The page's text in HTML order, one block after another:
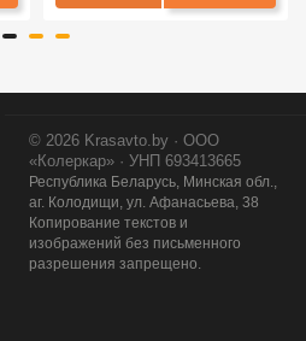
© 2026 Krasavto.by · ООО
«Колеркар» · УНП 693413665
Республика Беларусь, Минская обл.,
аг. Колодищи, ул. Афанасьева, 38
Копирование текстов и
изображений без письменного
разрешения запрещено.